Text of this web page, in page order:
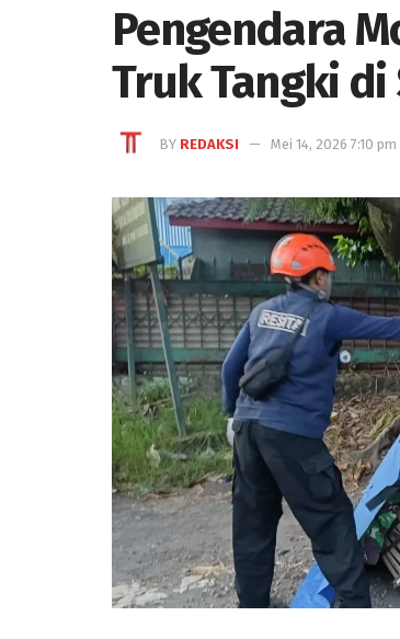
Pengendara
Truk Tangki
BY REDAKSI Mei 14, 2026 7:10 pm